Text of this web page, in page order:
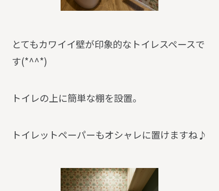
とてもカワイイ壁が印象的なトイレスペースで
す(*^^*)
トイレの上に簡単な棚を設置。
トイレットペーパーもオシャレに置けますね♪